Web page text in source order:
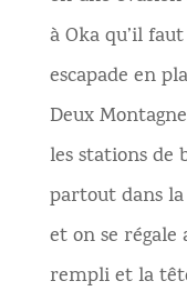
à Oka qu’il
escapade en
Deux
les stations de
partout dans
et on se régale
rempli et la